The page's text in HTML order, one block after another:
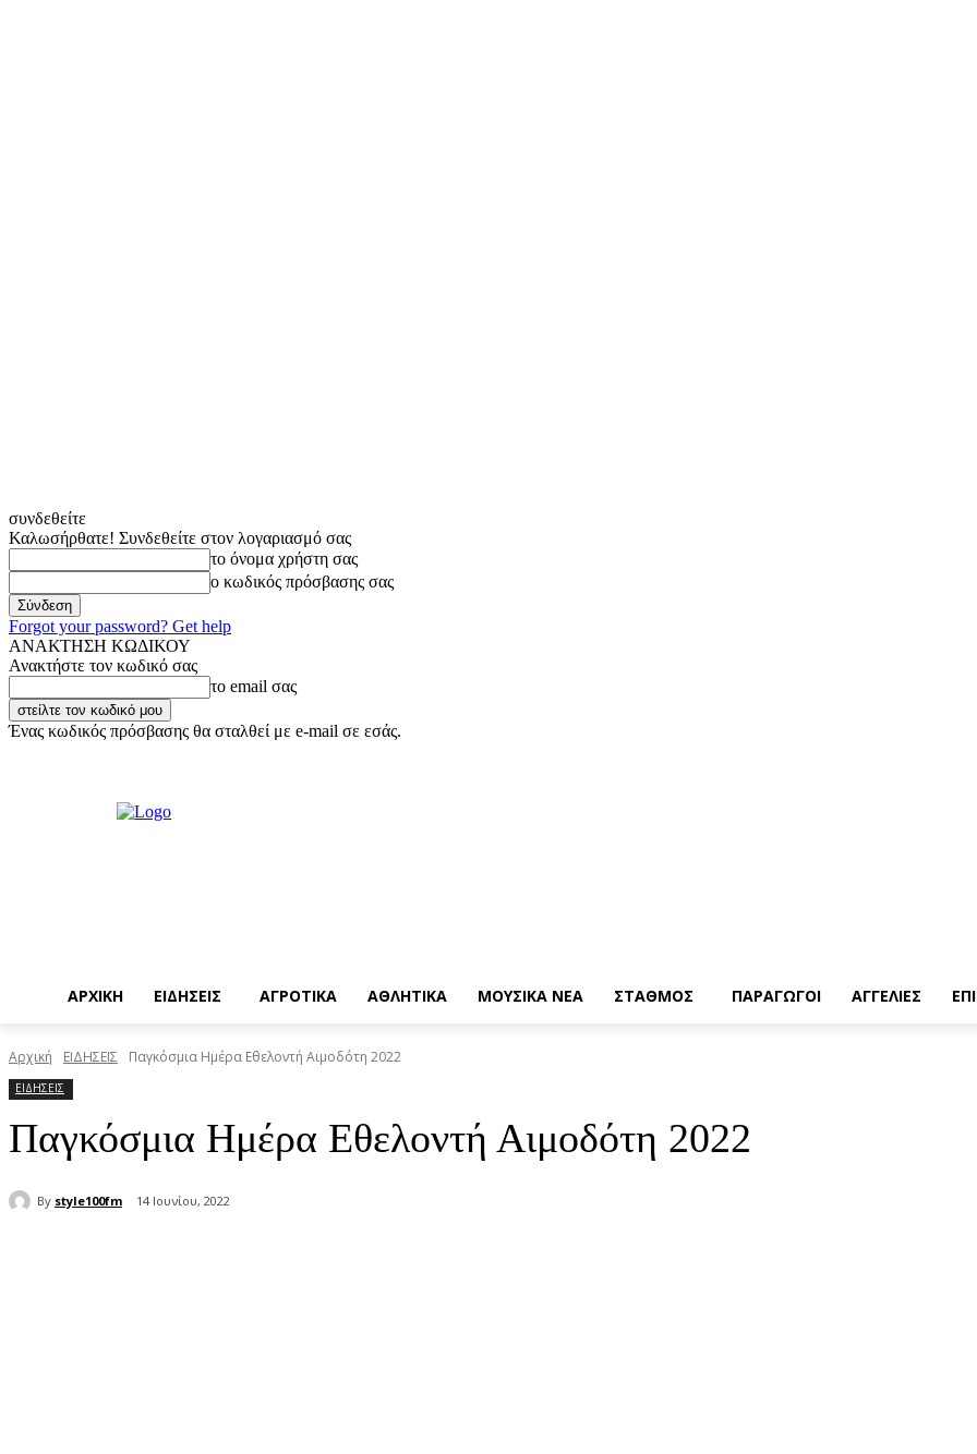
συνδεθείτε
Καλωσήρθατε! Συνδεθείτε στον λογαριασμό σας
το όνομα χρήστη σας
ο κωδικός πρόσβασης σας
Forgot your password? Get help
ΑΝΑΚΤΗΣΗ ΚΩΔΙΚΟΥ
Ανακτήστε τον κωδικό σας
το email σας
Ένας κωδικός πρόσβασης θα σταλθεί με e-mail σε εσάς.
ΑΡΧΙΚΗ ΕΙΔΗΣΕΙΣ ΑΓΡΟΤΙΚΑ ΑΘΛΗΤΙΚΑ ΜΟΥΣΙΚΑ ΝΕΑ ΣΤΑΘΜΟΣ ΠΑΡΑΓΩΓΟΙ ΑΓΓΕΛΙΕΣ
Αρχική ΕΙΔΗΣΕΙΣ Παγκόσμια Ημέρα Εθελοντή Αιμοδότη 2022
ΕΙΔΗΣΕΙΣ
Παγκόσμια Ημέρα Εθελοντή Αιμοδότη 2022
By style100fm 14 Ιουνίου, 2022